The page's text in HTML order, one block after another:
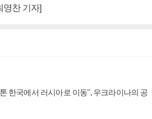
영찬 기자]
한국에서 러시아로 이동", 우크라이나의 공